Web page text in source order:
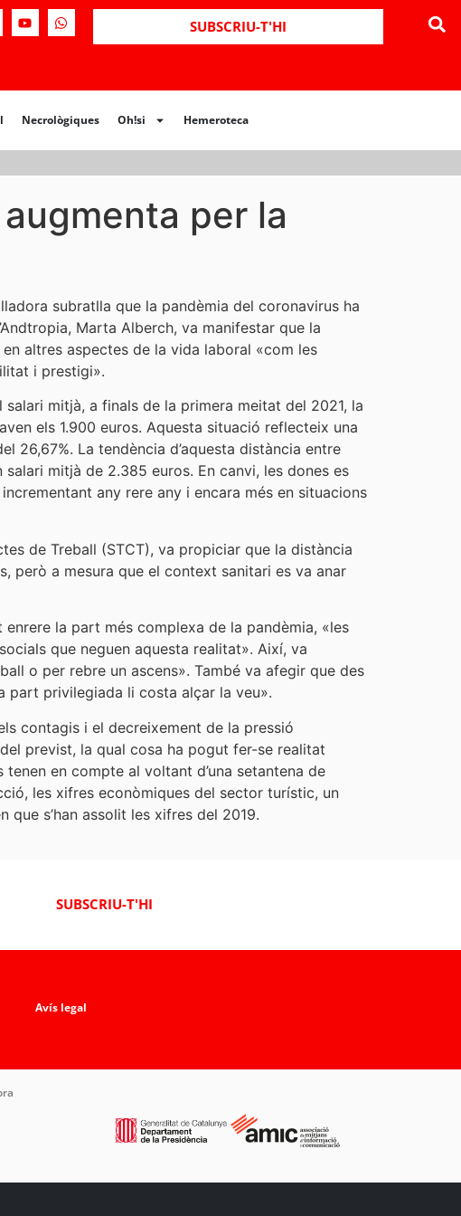
SUBSCRIU-T'HI
Necrològiques Oh!si Hemeroteca
Hemeroteca
per la
subratlla que la pandèmia del coronavirus ha
Marta Alberch, va manifestar que la
altres aspectes de la vida laboral «com les
i prestigi».
mitjà, a finals de la primera meitat del 2021, la
els 1.900 euros. Aquesta situació reflecteix una
26,67%. La tendència d’aquesta distància entre
mitjà de 2.385 euros. En canvi, les dones es
any rere any i encara més en situacions
de Treball (STCT), va propiciar que la distància
però a mesura que el context sanitari es va anar
la part més complexa de la pandèmia, «les
que neguen aquesta realitat». Així, va
o per rebre un ascens». També va afegir que des
part privilegiada li costa alçar la veu».
contagis i el decreixement de la pressió
previst, la qual cosa ha pogut fer-se realitat
en compte al voltant d’una setantena de
les xifres econòmiques del sector turístic, un
s’han assolit les xifres del 2019.
SUBSCRIU-T'HI
Avís legal